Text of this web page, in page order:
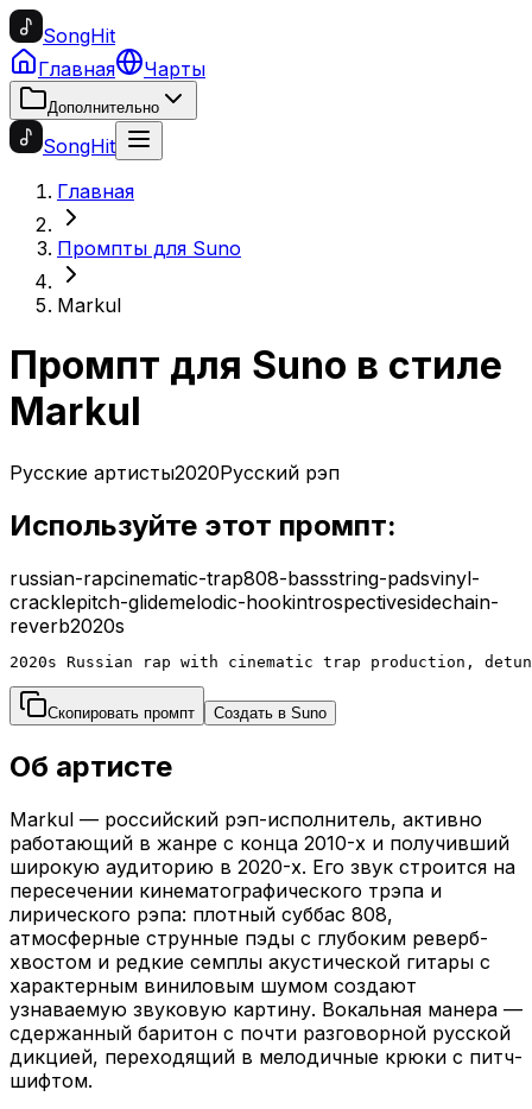
SongHit
Главная
Чарты
Дополнительно
SongHit
Главная
Промпты для Suno
Markul
Промпт для Suno в стиле
Markul
Русские артисты2020Русский рэп
Используйте этот промпт:
russian-rapcinematic-trap808-bassstring-padsvinyl-
cracklepitch-glidemelodic-hookintrospectivesidechain-
reverb2020s
2020s Russian rap with cinematic trap production,
Скопировать промпт Создать в Suno
Об артисте
Markul — российский рэп-исполнитель, активно
работающий в жанре с конца 2010-х и получивший
широкую аудиторию в 2020-х. Его звук строится на
пересечении кинематографического трэпа и
лирического рэпа: плотный суббас 808,
атмосферные струнные пэды с глубоким реверб-
хвостом и редкие семплы акустической гитары с
характерным виниловым шумом создают
узнаваемую звуковую картину. Вокальная манера —
сдержанный баритон с почти разговорной русской
дикцией, переходящий в мелодичные крюки с питч-
шифтом.